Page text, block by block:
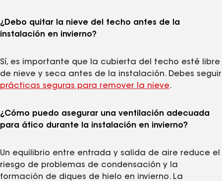
¿Debo quitar la nieve del techo antes de la
instalación en invierno?
Sí, es importante que la cubierta del techo esté libre
de nieve y seca antes de la instalación. Debes seguir
prácticas seguras para remover la nieve.
¿Cómo puedo asegurar una ventilación adecuada
para ático durante la instalación en invierno?
Un equilibrio entre entrada y salida de aire reduce el
riesgo de problemas de condensación y la
formación de diques de hielo en invierno. La